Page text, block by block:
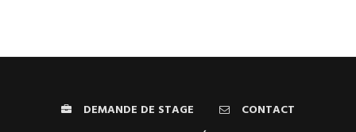
DEMANDE DE STAGE
CONTACT